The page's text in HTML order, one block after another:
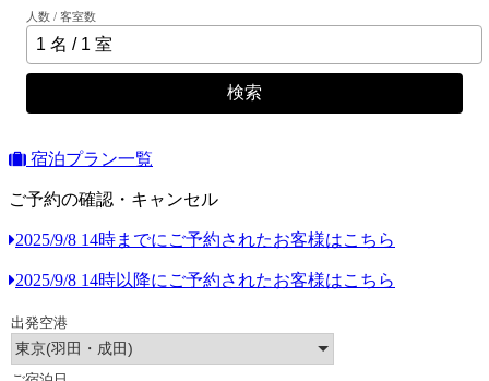
人数 / 客室数
検索
宿泊プラン一覧
ご予約の確認・キャンセル
2025/9/8 14時までにご予約されたお客様はこちら
2025/9/8 14時以降にご予約されたお客様はこちら